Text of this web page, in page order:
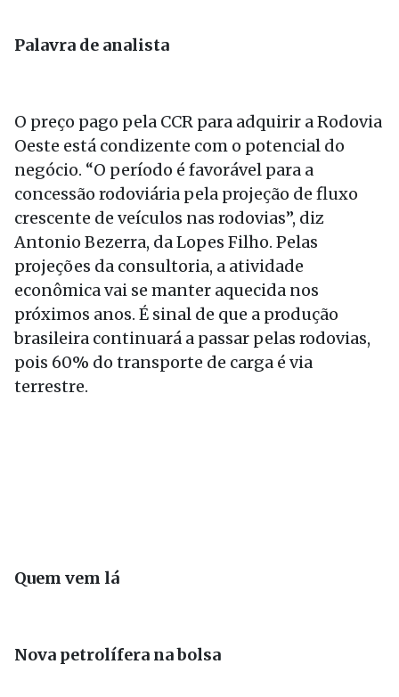
Palavra de analista
O preço pago pela CCR para adquirir a Rodovia
Oeste está condizente com o potencial do
negócio. “O período é favorável para a
concessão rodoviária pela projeção de fluxo
crescente de veículos nas rodovias”, diz
Antonio Bezerra, da Lopes Filho. Pelas
projeções da consultoria, a atividade
econômica vai se manter aquecida nos
próximos anos. É sinal de que a produção
brasileira continuará a passar pelas rodovias,
pois 60% do transporte de carga é via
terrestre.
Quem vem lá
Nova petrolífera na bolsa